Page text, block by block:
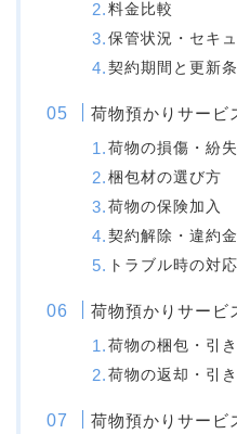
料金比較
保管状況・セキ
契約期間と更新
荷物預かりサービ
荷物の損傷・紛
梱包材の選び方
荷物の保険加入
契約解除・違約
トラブル時の対
荷物預かりサービ
荷物の梱包・引
荷物の返却・引
荷物預かりサービ